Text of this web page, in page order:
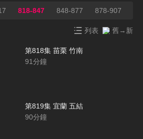
818-847 848-877 878-907
列表 舊→新
第818集 苗栗 竹南
91分鐘
第819集 宜蘭 五結
90分鐘